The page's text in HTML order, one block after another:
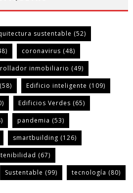
sustentable (52)
coronavirus (48)
inmobiliario (49)
(58) Edificio inteligente (109)
Edificios Verdes (65)
pandemia (53)
smartbuilding (126)
(67)
Sustentable (99) tecnología (80)